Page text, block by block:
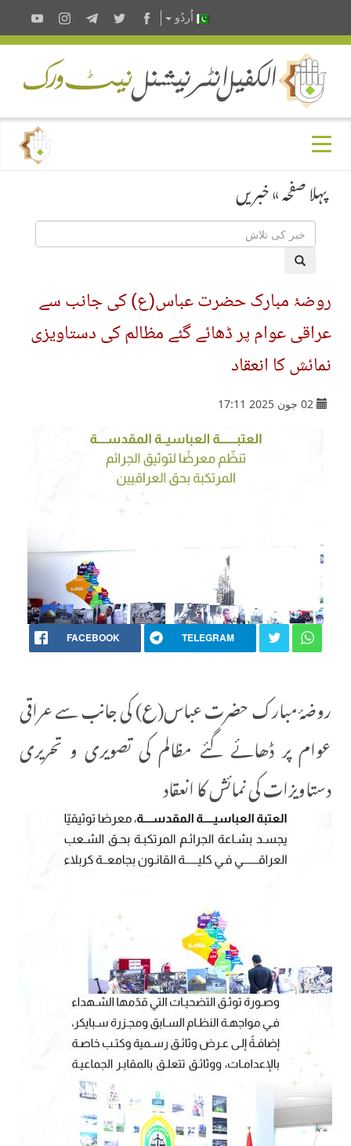
اُردُو
پہلا صفحہ»خبریں
روضۂ مبارک حضرت عباس(ع) کی جانب سے
عراقی عوام پر ڈھائے گئے مظالم کی دستاویزی
نمائش کا انعقاد
02 جون 2025 17:11
FACEBOOK TELEGRAM
روضۂ مبارک حضرت عباس(ع) کی جانب سے عراقی
عوام پر ڈھائے گئے مظالم کی تصویری و تحریری
دستاویزات کی نمائش کا انعقاد